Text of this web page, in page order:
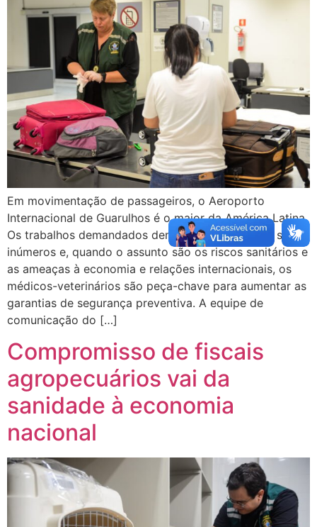
Em movimentação de passageiros, o Aeroporto
Internacional de Guarulhos é o maior da América Latina.
Os trabalhos demandados dentro desse contexto são
inúmeros e, quando o assunto são os riscos sanitários e
as ameaças à economia e relações internacionais, os
médicos-veterinários são peça-chave para aumentar as
garantias de segurança preventiva. A equipe de
comunicação do […]
Compromisso de fiscais
agropecuários vai da
sanidade à economia
nacional